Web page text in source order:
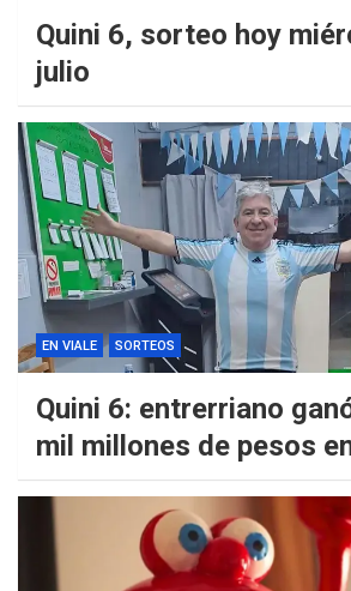
Quini 6, sorteo hoy
julio
EN VIALE SORTEOS
Quini 6: entrerriano
mil millones de pesos